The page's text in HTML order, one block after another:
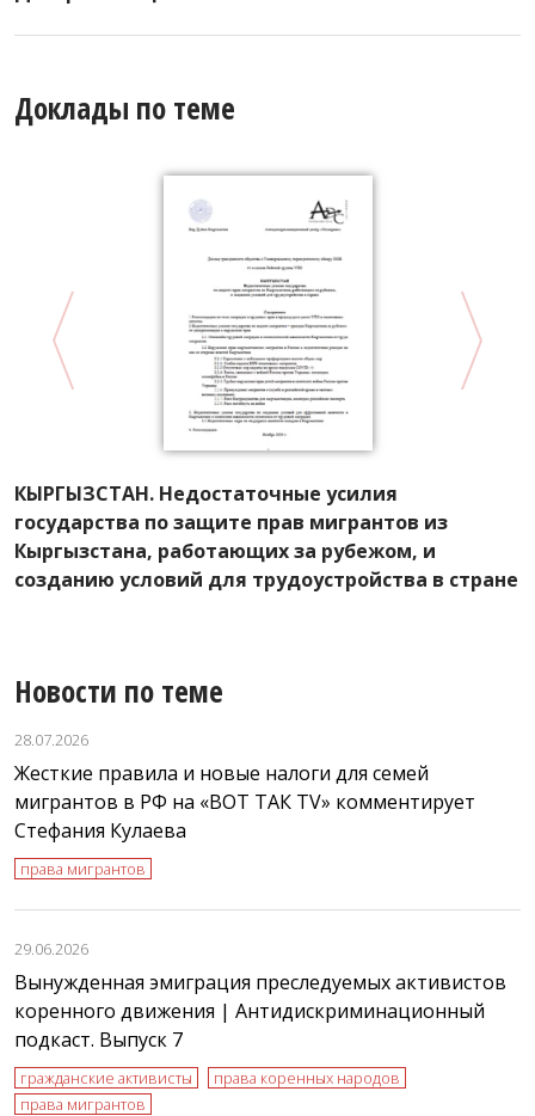
Доклады по теме
КЫРГЫЗСТАН. Недостаточные усилия
государства по защите прав мигрантов из
Кыргызстана, работающих за рубежом, и
созданию условий для трудоустройства в стране
Новости по теме
28.07.2026
Жесткие правила и новые налоги для семей
мигрантов в РФ на «ВОТ ТАК TV» комментирует
Стефания Кулаева
права мигрантов
29.06.2026
Вынужденная эмиграция преследуемых активистов
коренного движения | Антидискриминационный
подкаст. Выпуск 7
гражданские активисты
права коренных народов
права мигрантов